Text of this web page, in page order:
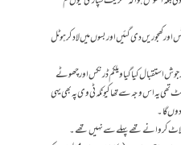
کھجوریں دی گئیں اور بسوں میں لاد کر ہوٹل
استقبال کیا گیا ویلکم ڈرنکس اور چھوٹے
یہ اس وجہ سے تھا کیونکہ ٹی وی پہ بھی یہی
دوں گا۔
الاٹ کروانے تھے پہلے سے نہیں تھے۔